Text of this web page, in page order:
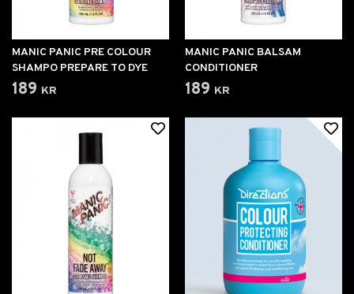
MANIC PANIC PRE COLOUR
SHAMPO PREPARE TO DYE
189 kr
MANIC PANIC BALSAM
CONDITIONER
189 kr